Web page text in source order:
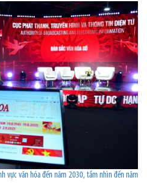
vực văn hóa đến năm 2030, tầm nhìn đến năm